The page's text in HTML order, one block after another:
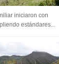
iniciaron con
estándares...